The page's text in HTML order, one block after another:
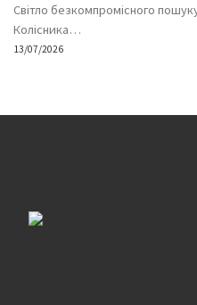
Світло безкомпромісного
Колісника…
13/07/2026